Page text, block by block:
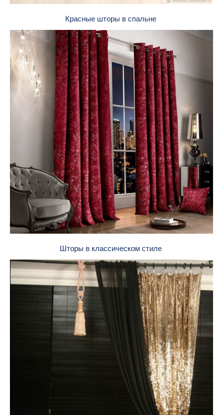
Красные шторы в спальне
Шторы в классическом стиле